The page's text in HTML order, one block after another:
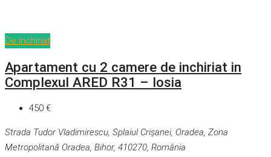
De închiriat
Apartament cu 2 camere de inchiriat in
Complexul ARED R31 – Iosia
450 €
Strada Tudor Vladimirescu, Splaiul Crișanei, Oradea, Zona
Metropolitană Oradea, Bihor, 410270, România